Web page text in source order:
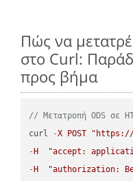
Πώς να
στο Curl:
προς βήμα
// Μετατροπή ODS σε
curl
-X POST
"https://
- H
"accept:
- H
"authorization: